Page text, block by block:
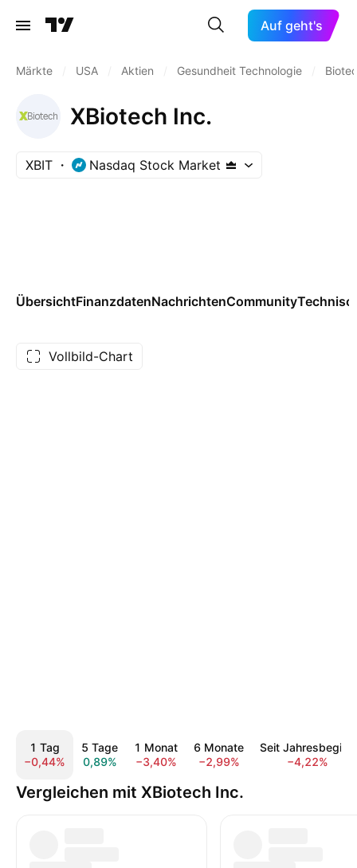
Auf geht's
Märkte USA Aktien Gesundheit Technologie
XBiotech Inc.
XBIT Nasdaq Stock Market
ÜbersichtFinanzdatenNachrichtenCommunity
Vollbild-Chart
1 Tag
−0,44%
5 Tage
0,89%
1 Monat
−3,40%
6 Monate
−2,99%
Seit Jahresbeginn
−4,22%
Vergleichen mit XBiotech Inc.